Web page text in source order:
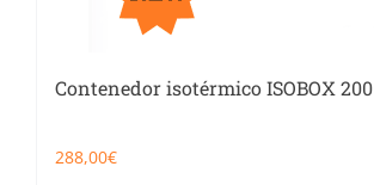
Contenedor isotérmico ISOBOX 200
288,00€